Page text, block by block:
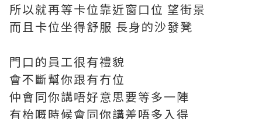
所以就再等卡位靠近窗口位 望街景
而且卡位坐得舒服 長身的沙發凳
門口的員工很有禮貌
會不斷幫你跟有冇位
仲會同你講唔好意思要等多一陣
有枱嘅時候會同你講差唔多入得